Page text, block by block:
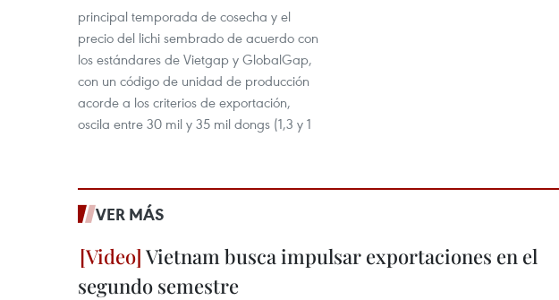
principal temporada de cosecha y el
precio del lichi sembrado de acuerdo con
los estándares de Vietgap y GlobalGap,
con un código de unidad de producción
acorde a los criterios de exportación,
oscila entre 30 mil y 35 mil dongs (1,3 y 1
VER MÁS
Vietnam busca impulsar exportaciones en el
segundo semestre